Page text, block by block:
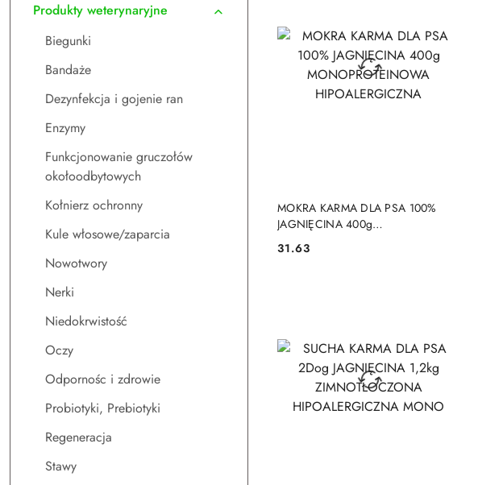
Produkty weterynaryjne
Biegunki
Bandaże
Dezynfekcja i gojenie ran
Enzymy
Funkcjonowanie gruczołów
okołoodbytowych
Kołnierz ochronny
Kule włosowe/zaparcia
Nowotwory
Nerki
Niedokrwistość
Oczy
Odpornośc i zdrowie
Probiotyki, Prebiotyki
Regeneracja
Stawy
MOKRA KARMA DLA PSA 100%
JAGNIĘCINA 400g
HIPOALERGICZNA
Cena:
31.63
DO KOSZYKA